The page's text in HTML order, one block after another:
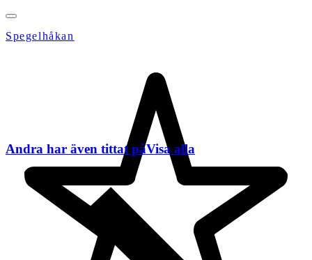
Spegelhåkan
Andra har även tittat påVisa alla